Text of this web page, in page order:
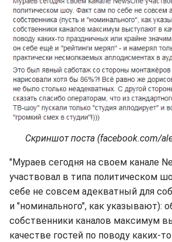
Скриншот поста (facebook.com/
"Мураев сегодня на своем канале
участвовал в типа политическом
себе не совсем адекватный для
и "номинального", как указывают):
собственники каналов максимум
качестве гостей по поводу каких-